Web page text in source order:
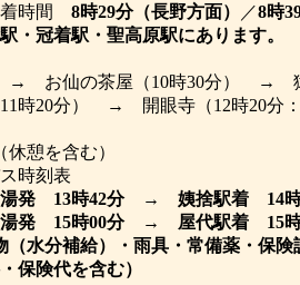
時間 8時29分（長野方面） ／8時
冠着駅・聖高原駅にあります。
→ お仙の茶屋（10時30分） → 猿
時20分） → 開眼寺（12時20分
憩を含む）
時刻表
発 13時42分→ 姨捨駅着 14
発 15時00分→ 屋代駅着 15
（水分補給）・雨具・常備薬・保険
保険代を含む）